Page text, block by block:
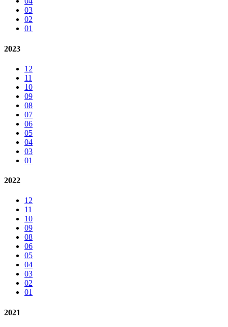
03
02
01
2023
12
11
10
09
08
07
06
05
04
03
01
2022
12
11
10
09
08
06
05
04
03
02
01
2021